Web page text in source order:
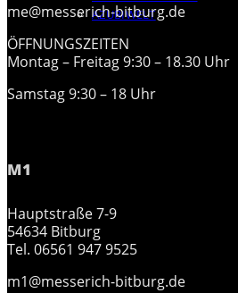
AZUBIWELT
me@messerich-bitburg.de
ÖFFNUNGSZEITEN
Montag – Freitag 9:30 – 18.30 Uhr
Samstag 9:30 – 18 Uhr
M1
Hauptstraße 7-9
54634 Bitburg
Tel. 06561 947 9525
m1@messerich-bitburg.de